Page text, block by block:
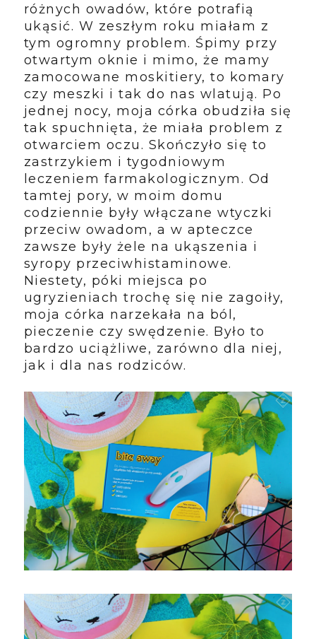
różnych owadów, które potrafią
ukąsić. W zeszłym roku miałam z
tym ogromny problem. Śpimy przy
otwartym oknie i mimo, że mamy
zamocowane moskitiery, to komary
czy meszki i tak do nas wlatują. Po
jednej nocy, moja córka obudziła się
tak spuchnięta, że miała problem z
otwarciem oczu. Skończyło się to
zastrzykiem i tygodniowym
leczeniem farmakologicznym. Od
tamtej pory, w moim domu
codziennie były włączane wtyczki
przeciw owadom, a w apteczce
zawsze były żele na ukąszenia i
syropy przeciwhistaminowe.
Niestety, póki miejsca po
ugryzieniach trochę się nie zagoiły,
moja córka narzekała na ból,
pieczenie czy swędzenie. Było to
bardzo uciążliwe, zarówno dla niej,
jak i dla nas rodziców.